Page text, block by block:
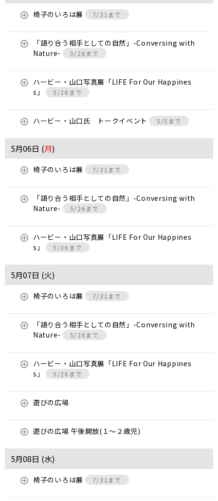
椅子のいろは展 7/31まで
「語り合う相手としての自然」-Conversing with
Nature-
5/26まで
ハービー・山口写真展「LIFE For Our Happines
s」
5/26まで
ハービー・山口氏 トークイベント 5/5まで
5月06日 (月)
椅子のいろは展 7/31まで
「語り合う相手としての自然」-Conversing with
Nature-
5/26まで
ハービー・山口写真展「LIFE For Our Happines
s」
5/26まで
5月07日 (火)
椅子のいろは展 7/31まで
「語り合う相手としての自然」-Conversing with
Nature-
5/26まで
ハービー・山口写真展「LIFE For Our Happines
s」
5/26まで
遊びの広場
遊びの広場 午後開放(１～２歳児)
5月08日 (水)
椅子のいろは展 7/31まで